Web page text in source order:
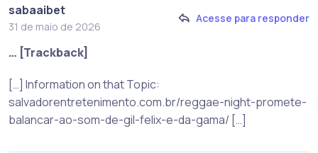
sabaaibet
31 de maio de 2026
Acesse para responder
… [Trackback]
[…] Information on that Topic:
salvadorentretenimento.com.br/reggae-night-promete-
balancar-ao-som-de-gil-felix-e-da-gama/ […]